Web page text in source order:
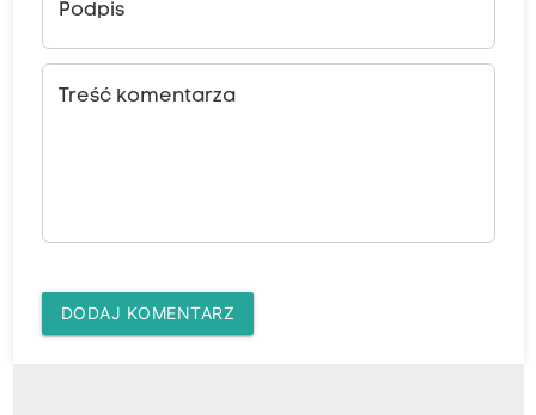
Podpis
Treść komentarza
DODAJ KOMENTARZ